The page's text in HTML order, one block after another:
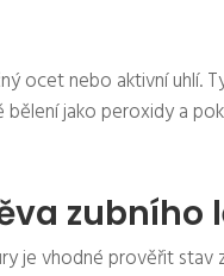
ocet nebo aktivní uhlí.
bělení jako peroxidy a
zubního
je vhodné prověřit stav